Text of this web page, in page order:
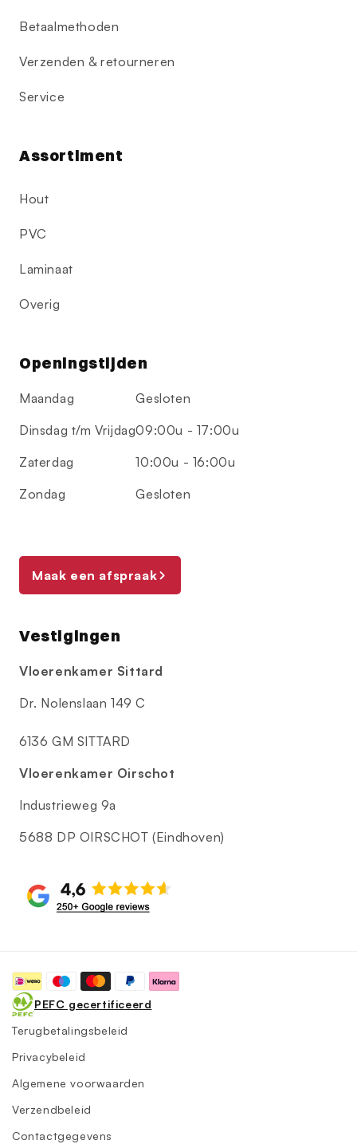
Betaalmethoden
Verzenden & retourneren
Service
Assortiment
Hout
PVC
Laminaat
Overig
Openingstijden
Maandag
Dinsdag t/m Vrijdag
Zaterdag
Zondag
Gesloten
09:00u - 17:00u
10:00u - 16:00u
Gesloten
Maak een afspraak
Vestigingen
Vloerenkamer Sittard
Dr. Nolenslaan 149 C
6136 GM SITTARD
Vloerenkamer Oirschot
Industrieweg 9a
5688 DP OIRSCHOT (Eindhoven)
PEFC gecertificeerd
Terugbetalingsbeleid
Privacybeleid
Algemene voorwaarden
Verzendbeleid
Contactgegevens
Betaalmethoden